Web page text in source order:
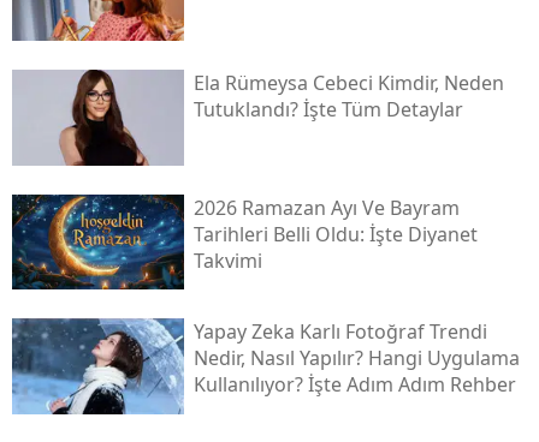
Ela Rümeysa Cebeci Kimdir, Neden
Tutuklandı? İşte Tüm Detaylar
2026 Ramazan Ayı Ve Bayram
Tarihleri Belli Oldu: İşte Diyanet
Takvimi
Yapay Zeka Karlı Fotoğraf Trendi
Nedir, Nasıl Yapılır? Hangi Uygulama
Kullanılıyor? İşte Adım Adım Rehber